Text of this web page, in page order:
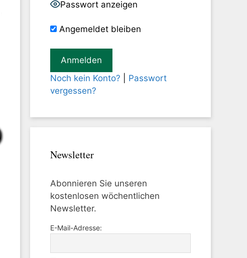
Passwort anzeigen
Angemeldet bleiben
Noch kein Konto?
Passwort
vergessen?
Newsletter
Abonnieren Sie unseren
kostenlosen wöchentlichen
Newsletter.
E-Mail-Adresse: